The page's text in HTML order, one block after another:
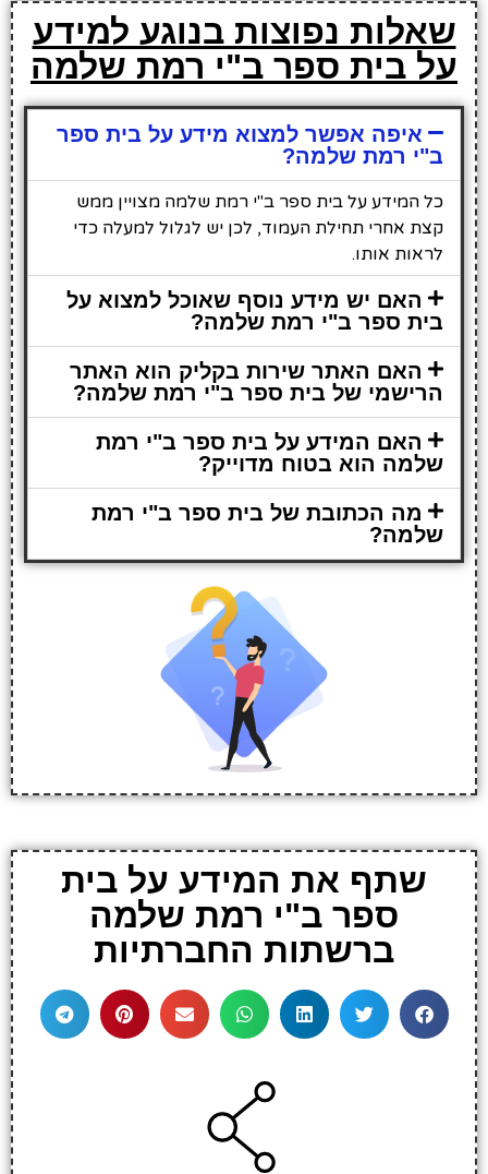
שאלות נפוצות בנוגע למידע
על בית ספר ב"י רמת שלמה
איפה אפשר למצוא מידע על בית ספר
ב"י רמת שלמה?
כל המידע על בית ספר ב"י רמת שלמה מצויין ממש
קצת אחרי תחילת העמוד, לכן יש לגלול למעלה כדי
לראות אותו.
האם יש מידע נוסף שאוכל למצוא על
בית ספר ב"י רמת שלמה?
האם האתר שירות בקליק הוא האתר
הרישמי של בית ספר ב"י רמת שלמה?
האם המידע על בית ספר ב"י רמת
שלמה הוא בטוח מדוייק?
מה הכתובת של בית ספר ב"י רמת
שלמה?
שתף את המידע על בית
ספר ב"י רמת שלמה
ברשתות החברתיות